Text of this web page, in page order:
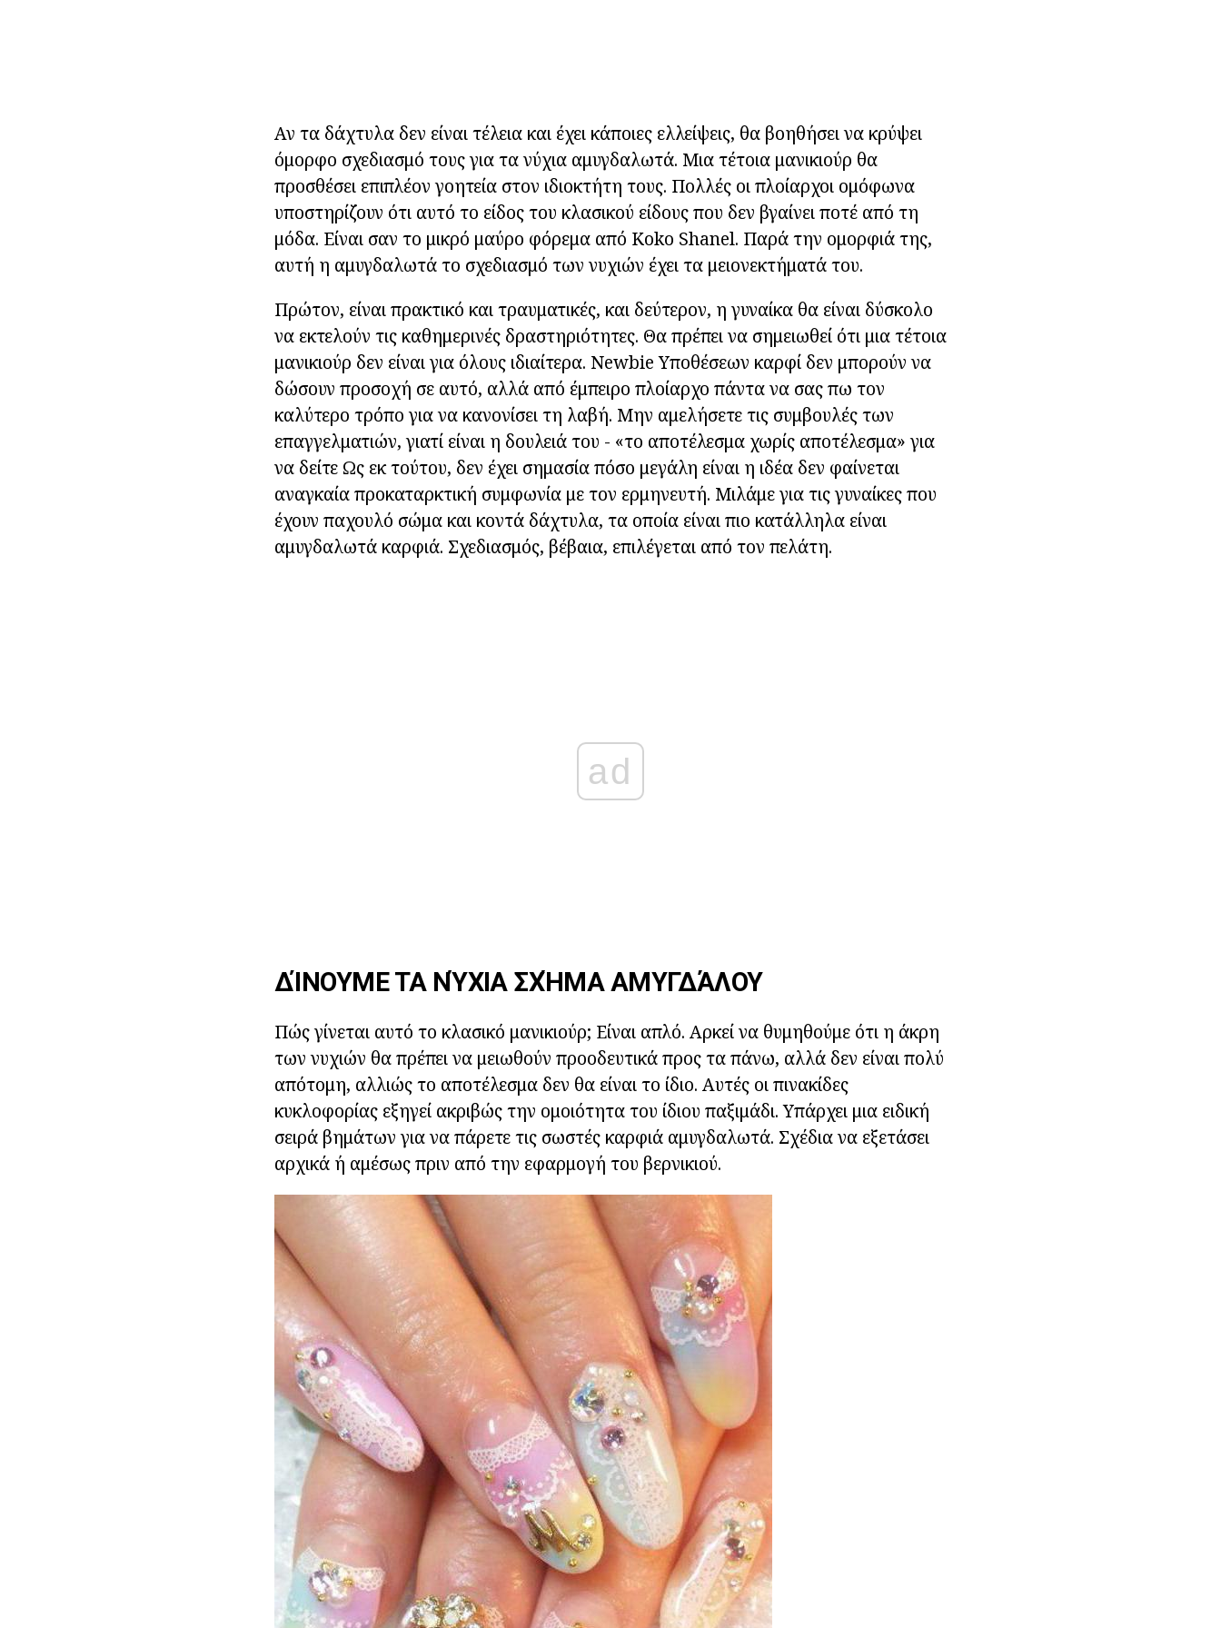
Αν τα δάχτυλα δεν είναι τέλεια και έχει κάποιες ελλείψεις, θα βοηθήσει να κρύψει
όμορφο σχεδιασμό τους για τα νύχια αμυγδαλωτά. Μια τέτοια μανικιούρ θα
προσθέσει επιπλέον γοητεία στον ιδιοκτήτη τους. Πολλές οι πλοίαρχοι ομόφωνα
υποστηρίζουν ότι αυτό το είδος του κλασικού είδους που δεν βγαίνει ποτέ από τη
μόδα. Είναι σαν το μικρό μαύρο φόρεμα από Koko Shanel. Παρά την ομορφιά της,
αυτή η αμυγδαλωτά το σχεδιασμό των νυχιών έχει τα μειονεκτήματά του.
Πρώτον, είναι πρακτικό και τραυματικές, και δεύτερον, η γυναίκα θα είναι δύσκολο
να εκτελούν τις καθημερινές δραστηριότητες. Θα πρέπει να σημειωθεί ότι μια τέτοια
μανικιούρ δεν είναι για όλους ιδιαίτερα. Newbie Υποθέσεων καρφί δεν μπορούν να
δώσουν προσοχή σε αυτό, αλλά από έμπειρο πλοίαρχο πάντα να σας πω τον
καλύτερο τρόπο για να κανονίσει τη λαβή. Μην αμελήσετε τις συμβουλές των
επαγγελματιών, γιατί είναι η δουλειά του - «το αποτέλεσμα χωρίς αποτέλεσμα» για
να δείτε Ως εκ τούτου, δεν έχει σημασία πόσο μεγάλη είναι η ιδέα δεν φαίνεται
αναγκαία προκαταρκτική συμφωνία με τον ερμηνευτή. Μιλάμε για τις γυναίκες που
έχουν παχουλό σώμα και κοντά δάχτυλα, τα οποία είναι πιο κατάλληλα είναι
αμυγδαλωτά καρφιά. Σχεδιασμός, βέβαια, επιλέγεται από τον πελάτη.
ad
ΔΊΝΟΥΜΕ ΤΑ ΝΎΧΙΑ ΣΧΉΜΑ ΑΜΥΓΔΆΛΟΥ
Πώς γίνεται αυτό το κλασικό μανικιούρ; Είναι απλό. Αρκεί να θυμηθούμε ότι η άκρη
των νυχιών θα πρέπει να μειωθούν προοδευτικά προς τα πάνω, αλλά δεν είναι πολύ
απότομη, αλλιώς το αποτέλεσμα δεν θα είναι το ίδιο. Αυτές οι πινακίδες
κυκλοφορίας εξηγεί ακριβώς την ομοιότητα του ίδιου παξιμάδι. Υπάρχει μια ειδική
σειρά βημάτων για να πάρετε τις σωστές καρφιά αμυγδαλωτά. Σχέδια να εξετάσει
αρχικά ή αμέσως πριν από την εφαρμογή του βερνικιού.